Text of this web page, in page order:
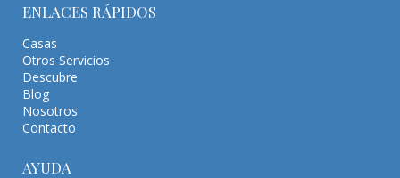
ENLACES RÁPIDOS
Casas
Otros Servicios
Descubre
Blog
Nosotros
Contacto
AYUDA